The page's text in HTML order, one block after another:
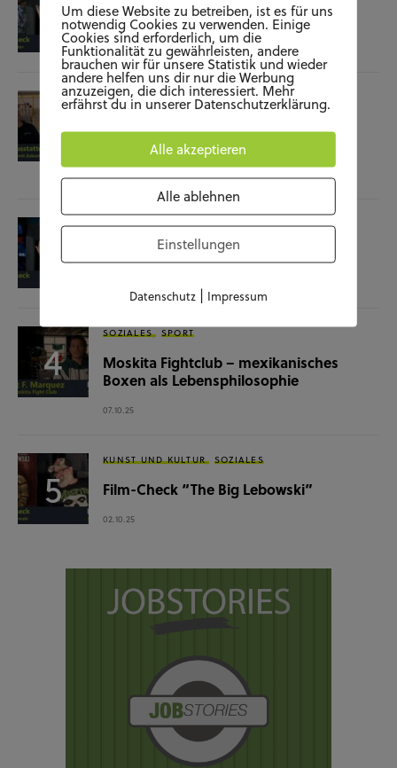
Film-Check “The Terminator”
04.11.25
SOZIALES WISSENSCHAFT & NATUR
Raumausstatterin – (k)ein Beruf mit
Zukunft?
KUNST UND KULTUR SOZIALES
Film-Check “Christine”
SOZIALES SPORT
Moskita Fightclub – mexikanisches
Boxen als Lebensphilosophie
07.10.25
KUNST UND KULTUR SOZIALES
Film-Check “The Big Lebowski”
02.10.25
Um diese Website zu betreiben, ist es für uns
notwendig Cookies zu verwenden. Einige
Cookies sind erforderlich, um die
Funktionalität zu gewährleisten, andere
brauchen wir für unsere Statistik und wieder
andere helfen uns dir nur die Werbung
anzuzeigen, die dich interessiert. Mehr
erfährst du in unserer Datenschutzerklärung.
Alle akzeptieren
Alle ablehnen
Einstellungen
Datenschutz| Impressum